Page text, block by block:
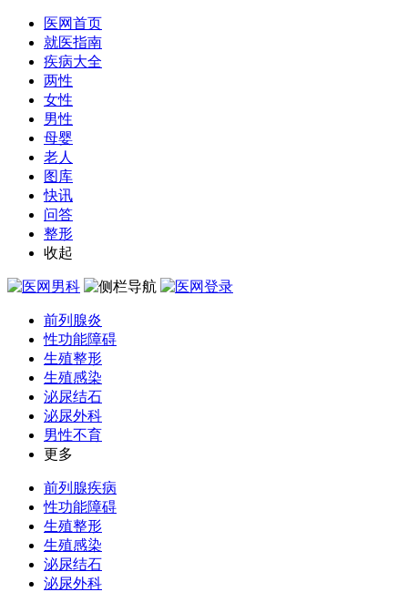
医网首页
就医指南
疾病大全
两性
女性
男性
母婴
老人
图库
快讯
问答
整形
收起
前列腺炎
性功能障碍
生殖整形
生殖感染
泌尿结石
泌尿外科
男性不育
更多
前列腺疾病
性功能障碍
生殖整形
生殖感染
泌尿结石
泌尿外科